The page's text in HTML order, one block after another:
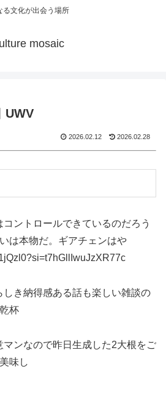
る文化が出会う場所
mosaic
UWV
2026.02.12 2026.02.28
コントロールできているのだろう
は本物だ。ギアチェンはや
しき納得感ある話も楽しい雑談の
杯
マンなので昨日生成した2大根をご
味し